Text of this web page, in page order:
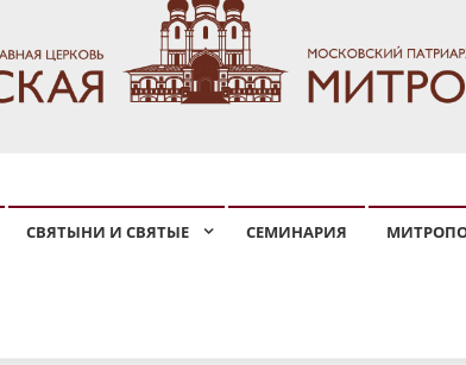
СВЯТЫНИ И СВЯТЫЕ СЕМИНАРИЯ